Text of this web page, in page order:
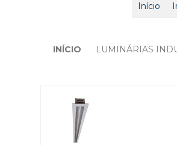
Início
INÍCIO LUMINÁRIAS